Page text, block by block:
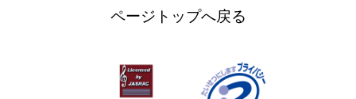
ページトップへ戻る